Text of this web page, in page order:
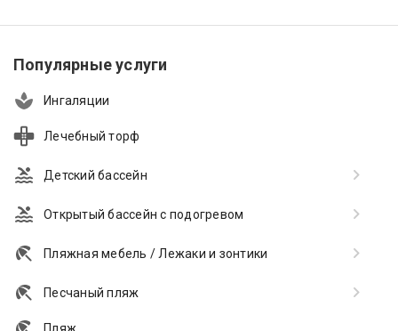
Популярные услуги
Ингаляции
Лечебный торф
Детский бассейн
Открытый бассейн с подогревом
Пляжная мебель / Лежаки и зонтики
Песчаный пляж